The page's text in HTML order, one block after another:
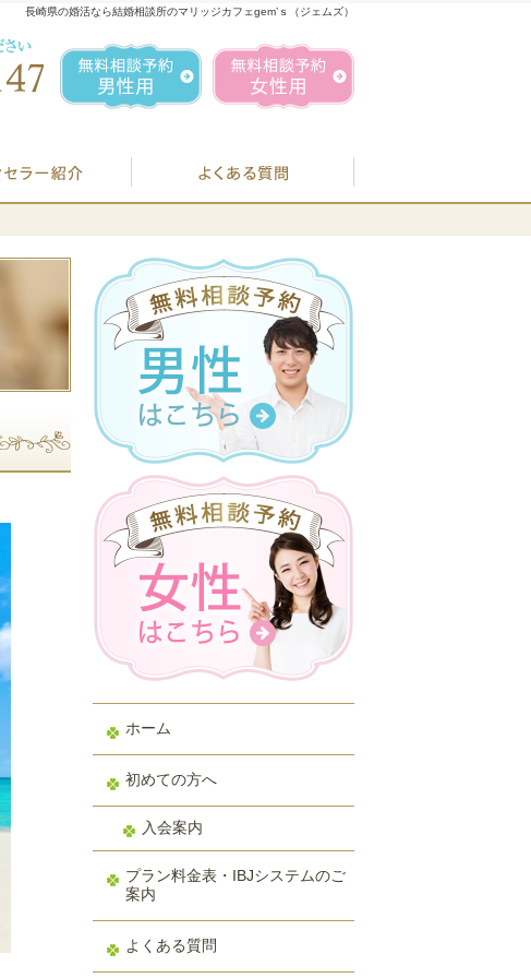
長崎県の婚活なら結婚相談所のマリッジカフェgem’ｓ（ジェムズ）
ホーム
初めての方へ
入会案内
プラン料金表・IBJシステムのご
案内
よくある質問
070-1849-3147
無料相談予約男性用